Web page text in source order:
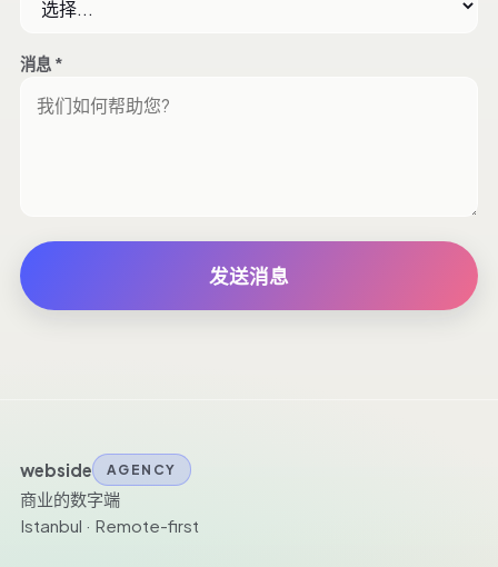
消息 *
发送消息
webside AGENCY
商业的数字端
Istanbul · Remote-first